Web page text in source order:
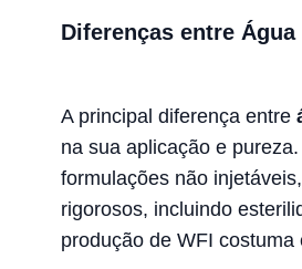
Diferenças entre
A principal diferença entre
na sua aplicação e
formulações não
rigorosos, incluindo
produção de WFI costuma